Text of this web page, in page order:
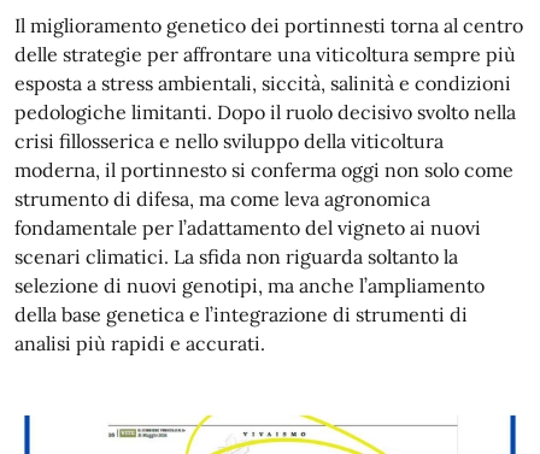
Il miglioramento genetico dei portinnesti torna al centro
delle strategie per affrontare una viticoltura sempre più
esposta a stress ambientali, siccità, salinità e condizioni
pedologiche limitanti. Dopo il ruolo decisivo svolto nella
crisi fillosserica e nello sviluppo della viticoltura
moderna, il portinnesto si conferma oggi non solo come
strumento di difesa, ma come leva agronomica
fondamentale per l’adattamento del vigneto ai nuovi
scenari climatici. La sfida non riguarda soltanto la
selezione di nuovi genotipi, ma anche l’ampliamento
della base genetica e l’integrazione di strumenti di
analisi più rapidi e accurati.